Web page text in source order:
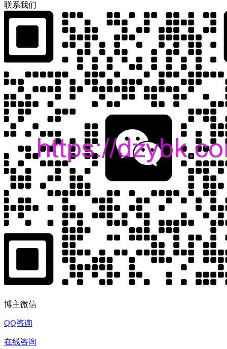
联系我们
博主微信
QQ咨询
在线咨询